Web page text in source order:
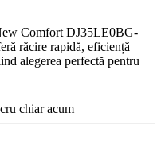
Comfort DJ35LE0BG-
răcire rapidă, eficiență
alegerea perfectă pentru
chiar acum